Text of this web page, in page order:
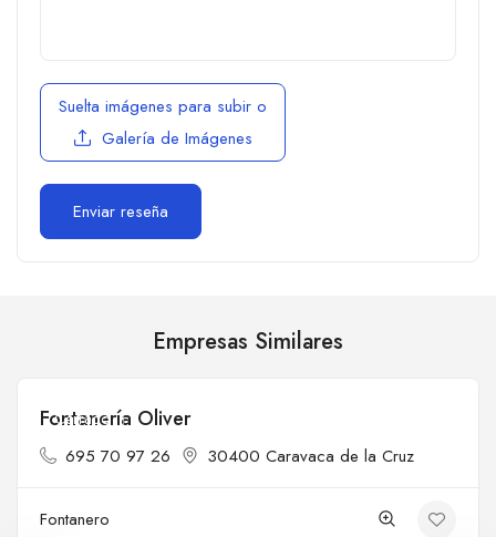
Suelta imágenes para subir o
Galería de Imágenes
Empresas Similares
Cerrado
Fontanería Oliver
695 70 97 26 30400 Caravaca de la Cruz
Fontanero